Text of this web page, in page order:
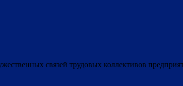
связей трудовых коллективов